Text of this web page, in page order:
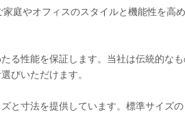
庭やオフィスのスタイルと機能性を高
性能を保証します。当社は伝統的な
びいただけます。
寸法を提供しています。標準サイズ